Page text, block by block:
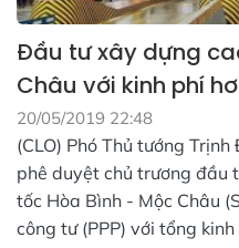
Đầu tư xây dựng
Châu với kinh phí
20/05/2019 22:48
(CLO) Phó Thủ tướng
phê duyệt chủ trương đầu
tốc Hòa Bình - Mộc Châu
công tư (PPP) với tổng kinh